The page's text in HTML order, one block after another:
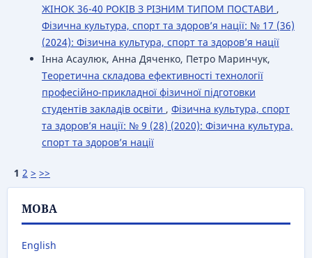
ЖІНОК 36-40 РОКІВ З РІЗНИМ ТИПОМ ПОСТАВИ ,
Фізична культура, спорт та здоров’я нації: № 17 (36)
(2024): Фізична культура, спорт та здоров’я нації
Інна Асаулюк, Анна Дяченко, Петро Маринчук,
Теоретична складова ефективності технології
професійно-прикладної фізичної підготовки
студентів закладів освіти , Фізична культура, спорт
та здоров’я нації: № 9 (28) (2020): Фізична культура,
спорт та здоров’я нації
1 2 > >>
МОВА
English